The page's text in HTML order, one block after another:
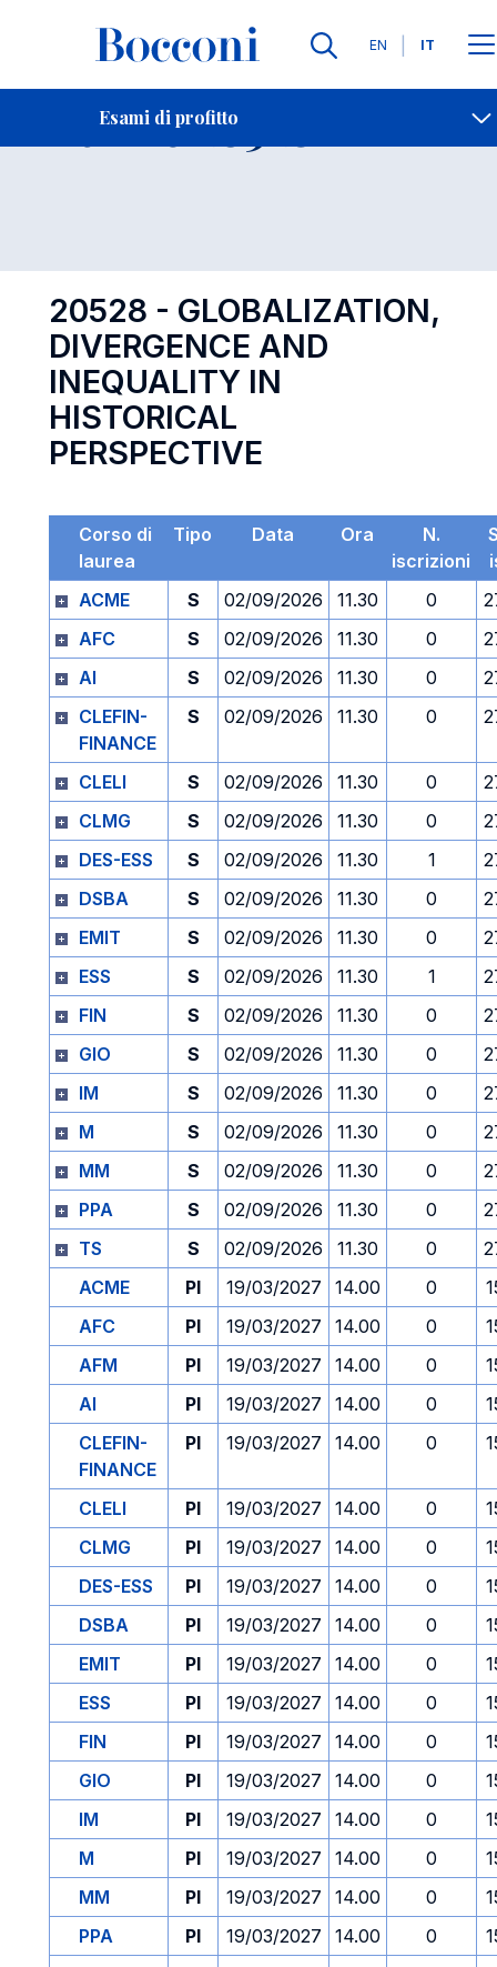
Lingue
EN IT
Esami di profitto
Contatti
Esame 20528 Open
20528 - GLOBALIZATION,
DIVERGENCE AND
INEQUALITY IN
HISTORICAL
PERSPECTIVE
Corso di
laurea
Tipo Data Ora
N.
iscrizioni
ACME
S 02/09/2026 11.30 0
AFC
S 02/09/2026 11.30 0
AI
S 02/09/2026 11.30 0
CLEFIN-
FINANCE
S 02/09/2026 11.30 0
CLELI S 02/09/2026 11.30 0
CLMG
S 02/09/2026 11.30 0
DES-ESS
S 02/09/2026 11.30 1
DSBA
S 02/09/2026 11.30 0
EMIT
S 02/09/2026 11.30 0
ESS
S 02/09/2026 11.30 1
FIN
S 02/09/2026 11.30 0
GIO
S 02/09/2026 11.30 0
IM
S 02/09/2026 11.30 0
M
S 02/09/2026 11.30 0
MM
S 02/09/2026 11.30 0
PPA
S 02/09/2026 11.30 0
TS
S 02/09/2026 11.30 0
ACME
PI 19/03/2027 14.00 0
AFC
PI 19/03/2027 14.00 0
AFM
PI 19/03/2027 14.00 0
AI
PI 19/03/2027 14.00 0
CLEFIN-
FINANCE
PI 19/03/2027 14.00 0
CLELI PI 19/03/2027 14.00 0
CLMG
PI 19/03/2027 14.00 0
DES-ESS
PI 19/03/2027 14.00 0
DSBA
PI 19/03/2027 14.00 0
EMIT
PI 19/03/2027 14.00 0
ESS
PI 19/03/2027 14.00 0
FIN
PI 19/03/2027 14.00 0
GIO
PI 19/03/2027 14.00 0
IM
PI 19/03/2027 14.00 0
M
PI 19/03/2027 14.00 0
MM
PI 19/03/2027 14.00 0
PPA
PI 19/03/2027 14.00 0